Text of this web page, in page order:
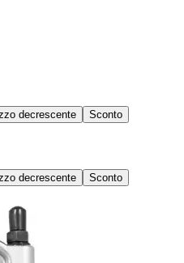
decrescente Sconto
decrescente Sconto